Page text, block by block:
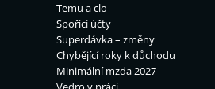
Temu a clo
Spořicí účty
Superdávka – změny
Chybějící roky k důchodu
Minimální mzda 2027